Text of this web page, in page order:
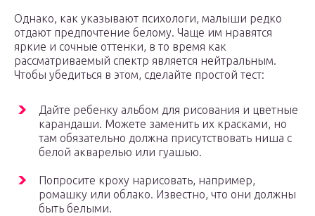
Однако, как указывают психологи, малыши редко
отдают предпочтение белому. Чаще им нравятся
яркие и сочные оттенки, в то время как
рассматриваемый спектр является нейтральным.
Чтобы убедиться в этом, сделайте простой тест:
Дайте ребенку альбом для рисования и цветные
карандаши. Можете заменить их красками, но
там обязательно должна присутствовать ниша с
белой акварелью или гуашью.
Попросите кроху нарисовать, например,
ромашку или облако. Известно, что они должны
быть белыми.